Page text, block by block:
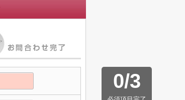
0/3